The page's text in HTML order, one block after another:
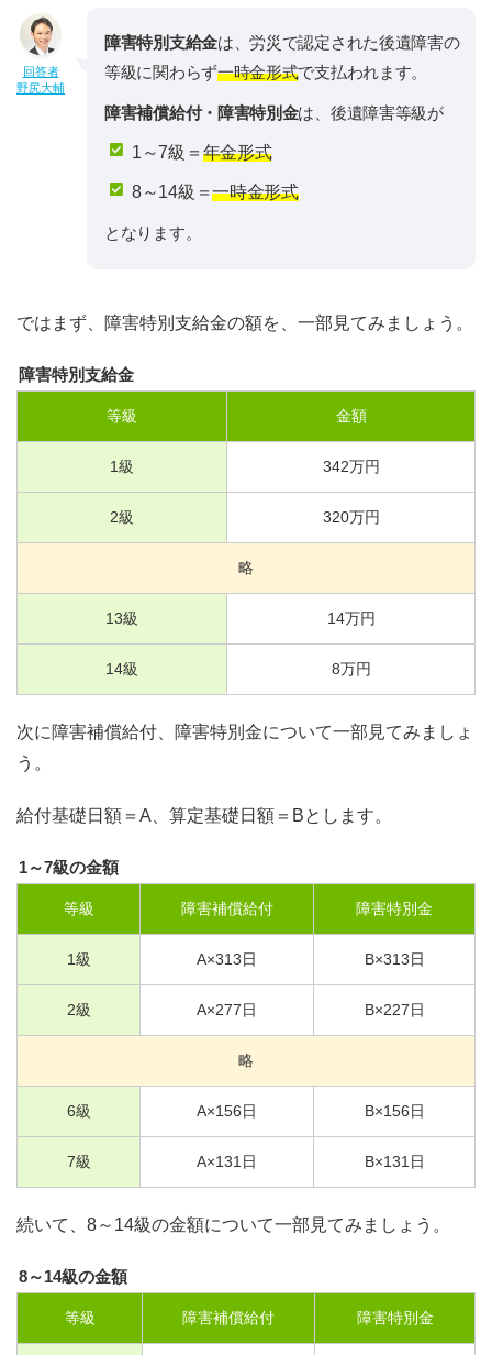
回答者
野尻大輔
障害特別支給金は、労災で認定された後遺障害の
等級に関わらず一時金形式で支払われます。
障害補償給付・障害特別金は、後遺障害等級が
1～7級＝ 年金形式
8～14級＝一時金形式
となります。
ではまず、障害特別支給金の額を、一部見てみましょう。
障害特別支給金
等級 金額
1級 342万円
2級 320万円
略
13級 14万円
14級 8万円
次に障害補償給付、障害特別金について一部見てみましょ
う。
給付基礎日額＝A、算定基礎日額＝Bとします。
1～7級の金額
等級 障害補償給付 障害特別金
1級 A×313日 B×313日
2級 A×277日 B×227日
略
6級 A×156日 B×156日
7級 A×131 日 B×131 日
続いて、8～14級の金額について一部見てみましょう。
8～14級の金額
等級 障害補償給付 障害特別金